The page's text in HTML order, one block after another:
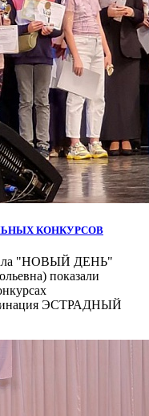
КОНКУРСОВ
"НОВЫЙ ДЕНЬ"
показали
ЭСТРАДНЫЙ